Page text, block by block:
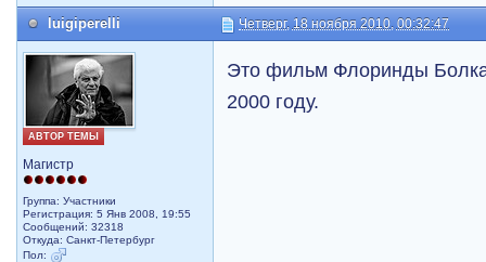
luigiperelli Четверг, 18 ноября 2010, 00:32:47
АВТОР ТЕМЫ
Магистр
Группа: Участники
Регистрация: 5 Янв 2008, 19:55
Сообщений: 32318
Откуда: Санкт-Петербург
Пол:
Это фильм Флоринды
2000 году.